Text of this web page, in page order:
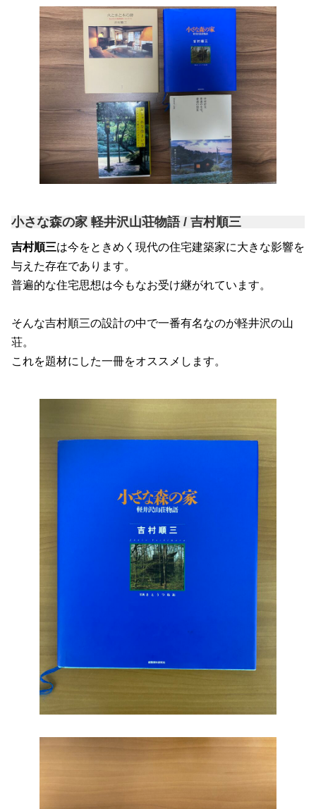
小さな森の家 軽井沢山荘物語 / 吉村順三
吉村順三は今をときめく現代の住宅建築家に大きな影響を
与えた存在であります。
普遍的な住宅思想は今もなお受け継がれています。
そんな吉村順三の設計の中で一番有名なのが軽井沢の山
荘。
これを題材にした一冊をオススメします。